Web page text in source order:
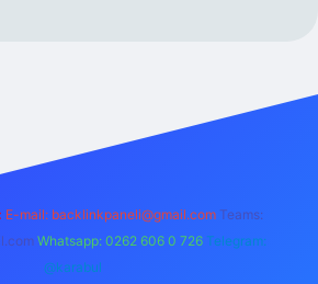
E-mail: backlinkpaneli@gmail.com Teams:
Whatsapp: 0262 606 0 726 Telegram:
@karabul